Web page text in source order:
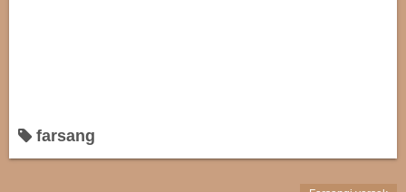
farsang